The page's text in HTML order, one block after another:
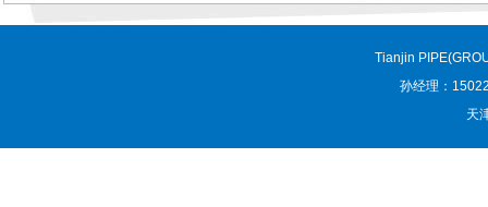
Tianjin
孙经理：
天